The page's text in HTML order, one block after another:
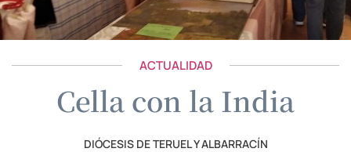
ACTUALIDAD
Cella con la India
DIÓCESIS DE TERUEL Y ALBARRACÍN